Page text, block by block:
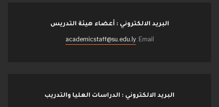
البريد الالكتروني : أعضاء هيئة التدريس
Email:
academicstaff@su.edu.ly
البريد الالكتروني : الدراسات العليا والتدريب